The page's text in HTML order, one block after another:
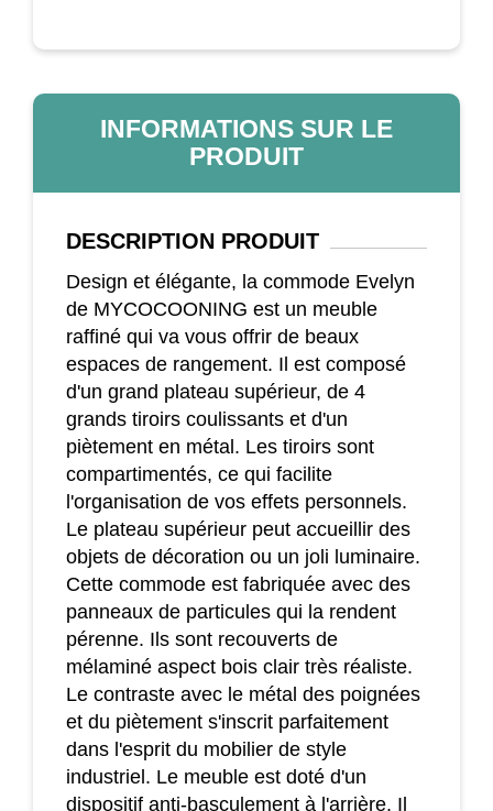
INFORMATIONS SUR LE
PRODUIT
DESCRIPTION PRODUIT
Design et élégante, la commode Evelyn
de MYCOCOONING est un meuble
raffiné qui va vous offrir de beaux
espaces de rangement. Il est composé
d'un grand plateau supérieur, de 4
grands tiroirs coulissants et d'un
piètement en métal. Les tiroirs sont
compartimentés, ce qui facilite
l'organisation de vos effets personnels.
Le plateau supérieur peut accueillir des
objets de décoration ou un joli luminaire.
Cette commode est fabriquée avec des
panneaux de particules qui la rendent
pérenne. Ils sont recouverts de
mélaminé aspect bois clair très réaliste.
Le contraste avec le métal des poignées
et du piètement s'inscrit parfaitement
dans l'esprit du mobilier de style
industriel. Le meuble est doté d'un
dispositif anti-basculement à l'arrière. Il